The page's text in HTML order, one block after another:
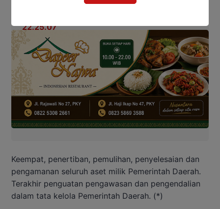
Keempat, penertiban, pemulihan, penyelesaian dan
pengamanan seluruh aset milik Pemerintah Daerah.
Terakhir penguatan pengawasan dan pengendalian
dalam tata kelola Pemerintah Daerah. (*)